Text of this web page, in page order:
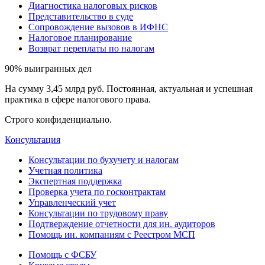
Диагностика налоговых рисков
Представительство в суде
Сопровождение вызовов в ИФНС
Налоговое планирование
Возврат переплаты по налогам
90% выигранных дел
На сумму 3,45 млрд руб. Постоянная, актуальная и успешная
практика в сфере налогового права.
Строго конфиденциально.
Консультация
Консультации по бухучету и налогам
Учетная политика
Экспертная поддержка
Проверка учета по госконтрактам
Управленческий учет
Консультации по трудовому праву
Подтверждение отчетности для ин. аудиторов
Помощь ин. компаниям с Реестром МСП
Помощь с ФСБУ